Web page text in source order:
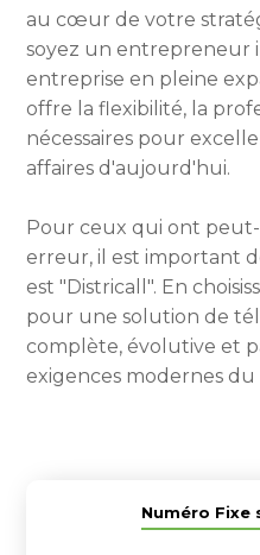
au cœur de votre
soyez un entrepreneur
entreprise en pleine
offre la flexibilité, la
nécessaires pour
affaires d'aujourd'hui.
Pour ceux qui ont
erreur, il est important
est "Districall". En
pour une solution de
complète, évolutive et
exigences modernes du
Numéro Fixe